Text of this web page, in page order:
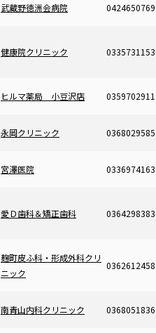
武蔵野徳洲会病院 0424650769
健康院クリニック 0335731153
ヒルマ薬局 小豆沢店 0359702911
永岡クリニック 0368029585
宮澤医院 0336974163
愛Ｄ歯科＆矯正歯科 0364298383
麹町皮ふ科・形成外科クリ
ニック
0362612458
南青山内科クリニック 0368051836